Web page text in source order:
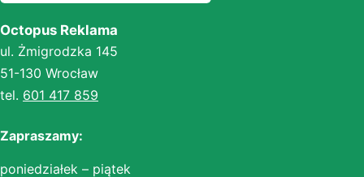
Octopus Reklama
ul. Żmigrodzka 145
51-130 Wrocław
tel. 601 417 859
Zapraszamy:
poniedziałek – piątek